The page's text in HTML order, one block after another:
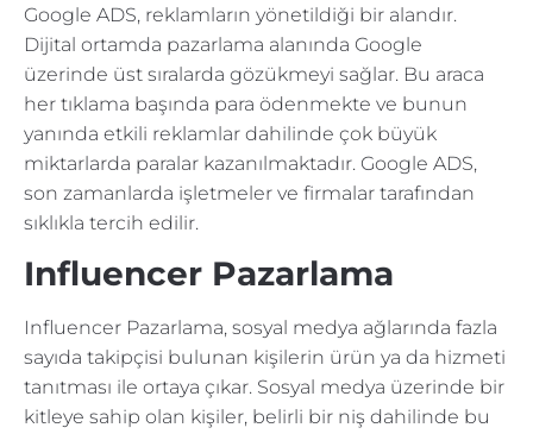
Google ADS, reklamların yönetildiği bir alandır.
Dijital ortamda pazarlama alanında Google
üzerinde üst sıralarda gözükmeyi sağlar. Bu araca
her tıklama başında para ödenmekte ve bunun
yanında etkili reklamlar dahilinde çok büyük
miktarlarda paralar kazanılmaktadır. Google ADS,
son zamanlarda işletmeler ve firmalar tarafından
sıklıkla tercih edilir.
Influencer Pazarlama
Influencer Pazarlama, sosyal medya ağlarında fazla
sayıda takipçisi bulunan kişilerin ürün ya da hizmeti
tanıtması ile ortaya çıkar. Sosyal medya üzerinde bir
kitleye sahip olan kişiler, belirli bir niş dahilinde bu